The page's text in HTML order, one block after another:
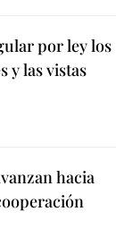
por ley los
y las vistas
hacia